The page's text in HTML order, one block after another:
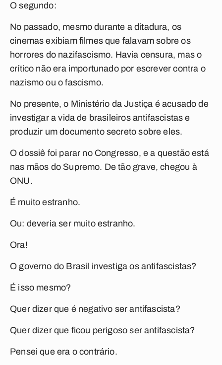
O segundo:
No passado, mesmo durante a ditadura, os
cinemas exibiam filmes que falavam sobre os
horrores do nazifascismo. Havia censura, mas o
crítico não era importunado por escrever contra o
nazismo ou o fascismo.
No presente, o Ministério da Justiça é acusado de
investigar a vida de brasileiros antifascistas e
produzir um documento secreto sobre eles.
O dossiê foi parar no Congresso, e a questão está
nas mãos do Supremo. De tão grave, chegou à
ONU.
É muito estranho.
Ou: deveria ser muito estranho.
Ora!
O governo do Brasil investiga os antifascistas?
É isso mesmo?
Quer dizer que é negativo ser antifascista?
Quer dizer que ficou perigoso ser antifascista?
Pensei que era o contrário.